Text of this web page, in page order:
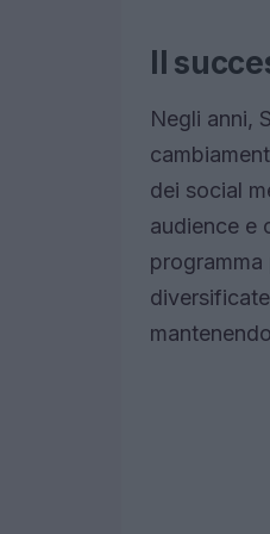
Il
Negli anni,
dei social
audience e